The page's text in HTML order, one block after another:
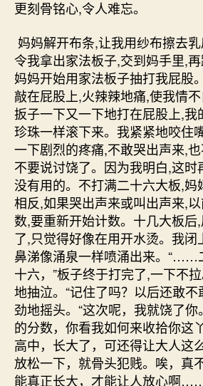
更刻骨铭心,令人难忘。
妈妈解开布条,让我用纱布擦去
令我拿出家法板子,交到妈手里,再
妈妈开始用家法板子抽打我屁股
敲在屁股上,火辣辣地痛,使我情不
扳子一下又一下地打在屁股上,我
珍珠一样滚下来。我紧紧地咬住
一下剧烈的疼痛,不敢哭出声来,
不要说讨饶了。因为我明白,这时
没有用的。不打满二十六大板,妈
相反,如果哭出声来或叫出声来,
数,要重新开始计数。十几大板后
了,只觉得好像在用开水烫。我闭
鼻涕像涌泉一样喷涌出来。“……
十六，”板子终于打完了,一下不
地抽泣。“记住了吗？以后还敢不
劲地摇头。“这次呢，我就饶了
的分数，你看我如何来收拾你这
高中，长大了，可还得让大人这
放松一下，就骨头犯贱。唉，真
能真正长大，才能让人放心啊